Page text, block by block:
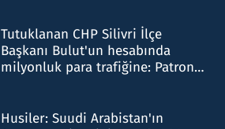
Tutuklanan CHP Silivri İlçe
Başkanı Bulut'un hesabında
milyonluk para trafiğine: Patron
Husiler: Suudi Arabistan'ın